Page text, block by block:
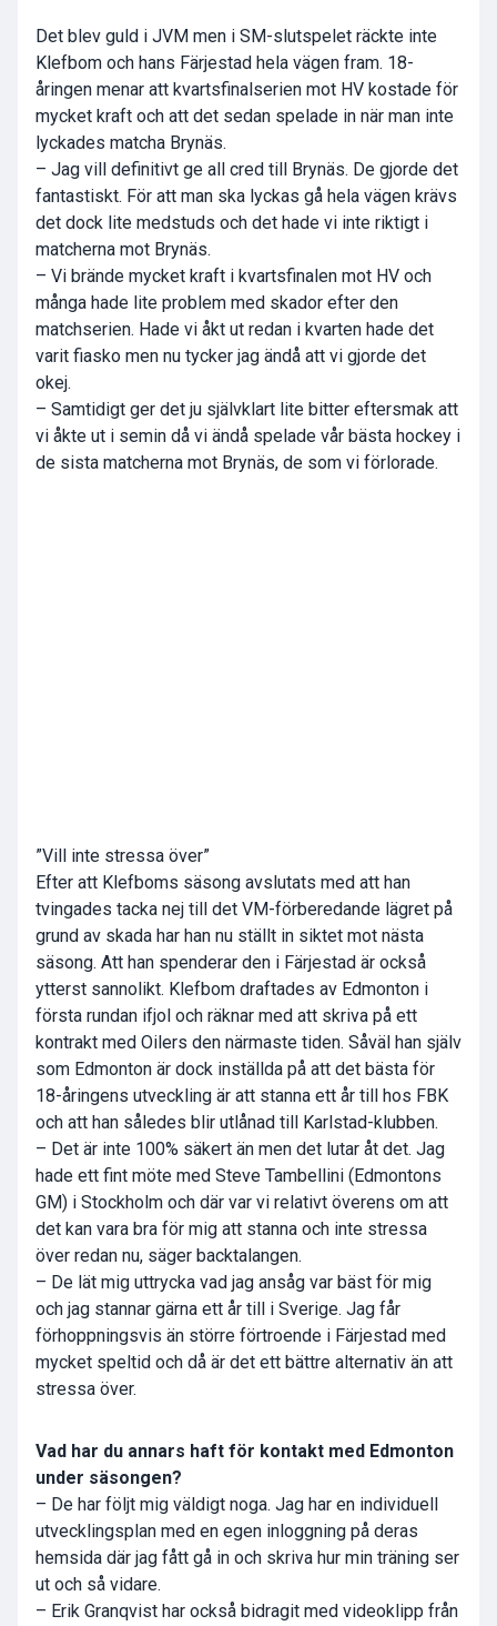
Det blev guld i JVM men i SM-slutspelet räckte inte
Klefbom och hans Färjestad hela vägen fram. 18-
åringen menar att kvartsfinalserien mot HV kostade för
mycket kraft och att det sedan spelade in när man inte
lyckades matcha Brynäs.
– Jag vill definitivt ge all cred till Brynäs. De gjorde det
fantastiskt. För att man ska lyckas gå hela vägen krävs
det dock lite medstuds och det hade vi inte riktigt i
matcherna mot Brynäs.
– Vi brände mycket kraft i kvartsfinalen mot HV och
många hade lite problem med skador efter den
matchserien. Hade vi åkt ut redan i kvarten hade det
varit fiasko men nu tycker jag ändå att vi gjorde det
okej.
– Samtidigt ger det ju självklart lite bitter eftersmak att
vi åkte ut i semin då vi ändå spelade vår bästa hockey i
de sista matcherna mot Brynäs, de som vi förlorade.
”Vill inte stressa över”
Efter att Klefboms säsong avslutats med att han
tvingades tacka nej till det VM-förberedande lägret på
grund av skada har han nu ställt in siktet mot nästa
säsong. Att han spenderar den i Färjestad är också
ytterst sannolikt. Klefbom draftades av Edmonton i
första rundan ifjol och räknar med att skriva på ett
kontrakt med Oilers den närmaste tiden. Såväl han själv
som Edmonton är dock inställda på att det bästa för
18-åringens utveckling är att stanna ett år till hos FBK
och att han således blir utlånad till Karlstad-klubben.
– Det är inte 100% säkert än men det lutar åt det. Jag
hade ett fint möte med Steve Tambellini (Edmontons
GM) i Stockholm och där var vi relativt överens om att
det kan vara bra för mig att stanna och inte stressa
över redan nu, säger backtalangen.
– De lät mig uttrycka vad jag ansåg var bäst för mig
och jag stannar gärna ett år till i Sverige. Jag får
förhoppningsvis än större förtroende i Färjestad med
mycket speltid och då är det ett bättre alternativ än att
stressa över.
Vad har du annars haft för kontakt med Edmonton
under säsongen?
– De har följt mig väldigt noga. Jag har en individuell
utvecklingsplan med en egen inloggning på deras
hemsida där jag fått gå in och skriva hur min träning ser
ut och så vidare.
– Erik Granqvist har också bidragit med videoklipp från